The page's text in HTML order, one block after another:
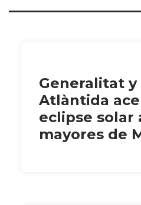
Generalitat y
Atlàntida
eclipse solar
mayores de